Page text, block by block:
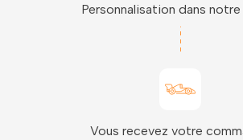
Personnalisation dans
Vous recevez votre